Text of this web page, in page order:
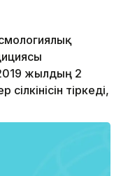
жылдың 2
тіркеді,